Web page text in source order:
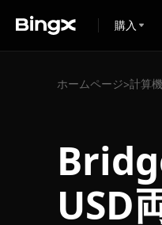
購入
ホームページ>計算機
USD